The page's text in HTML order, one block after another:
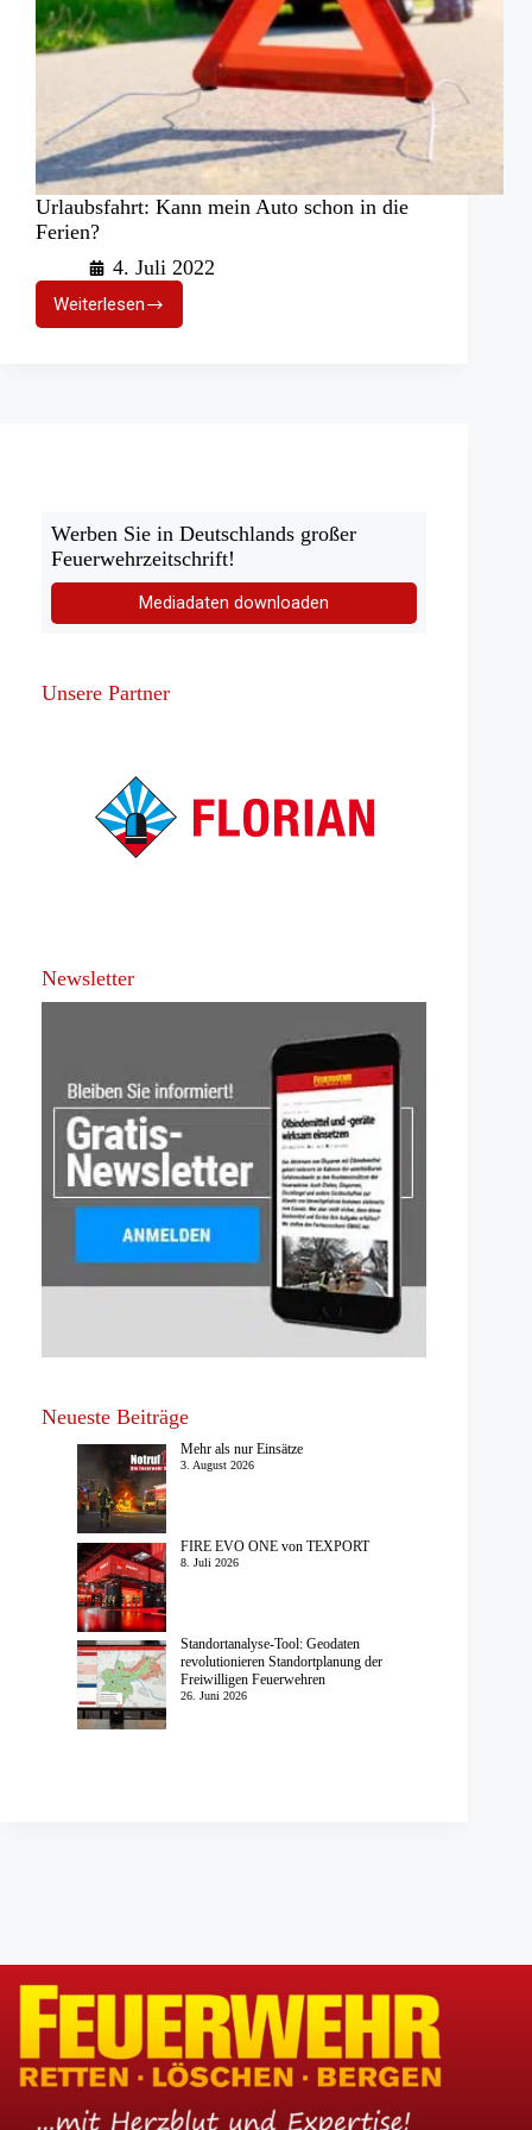
Urlaubsfahrt: Kann mein Auto schon in die
Ferien?
4. Juli 2022
WeiterlesenUrlaubsfahrt:
Kann
Werben Sie in Deutschlands großer
Feuerwehrzeitschrift!
Mediadaten downloaden
Unsere Partner
Newsletter
Neueste Beiträge
Mehr als nur Einsätze
3. August 2026
FIRE EVO ONE von TEXPORT
8. Juli 2026
Standortanalyse-Tool: Geodaten
revolutionieren Standortplanung der
Freiwilligen Feuerwehren
26. Juni 2026